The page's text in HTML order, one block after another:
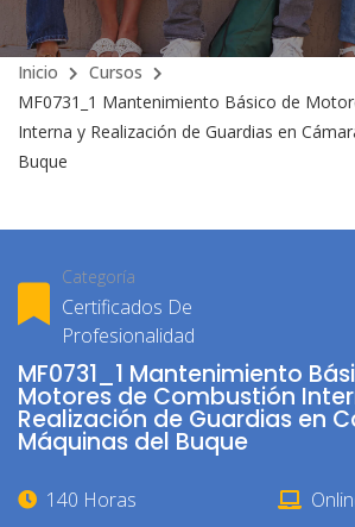
Inicio
Cursos
MF0731_1 Mantenimiento Básico de
Interna y Realización de Guardias en
Buque
Categoría
Certificados De
Profesionalidad
MF0731_1 Mantenimiento
Motores de Combustión
Realización de Guardias en
Máquinas del Buque
140 Horas